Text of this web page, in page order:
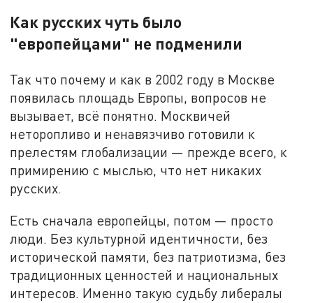
Как русских чуть было
"европейцами" не подменили
Так что почему и как в 2002 году в Москве
появилась площадь Европы, вопросов не
вызывает, всё понятно. Москвичей
неторопливо и ненавязчиво готовили к
прелестям глобализации — прежде всего, к
примирению с мыслью, что нет никаких
русских.
Есть сначала европейцы, потом — просто
люди. Без культурной идентичности, без
исторической памяти, без патриотизма, без
традиционных ценностей и национальных
интересов. Именно такую судьбу либералы